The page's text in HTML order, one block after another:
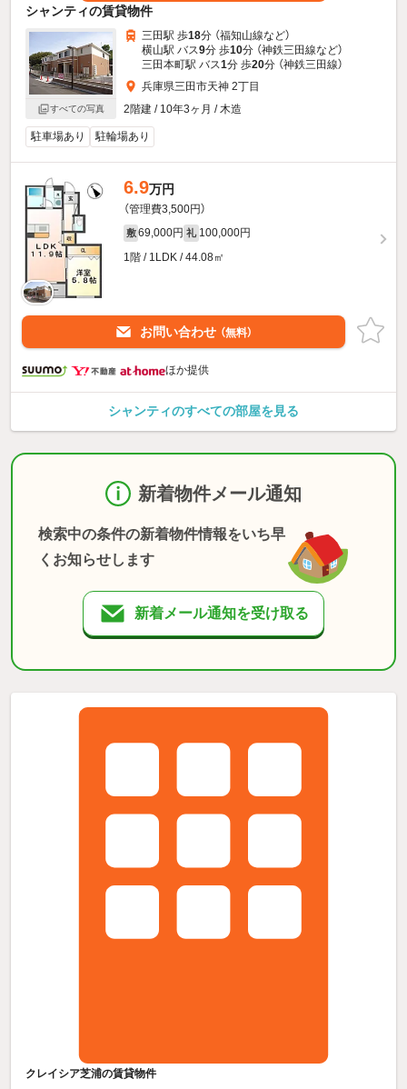
シャンティの賃貸物件
すべての写真
三田駅 歩18分 （福知山線など）
横山駅 バス9分 歩10分 （神鉄三田線など）
三田本町駅 バス1分 歩20分 （神鉄三田線）
兵庫県三田市天神 2丁目
2階建 / 10年3ヶ月 / 木造
駐車場あり 駐輪場あり
6.9万円
（管理費3,500円）
敷 69,000円 礼 100,000円
1階 / 1LDK / 44.08㎡
お問い合わせ （無料）
ほか提供
シャンティのすべての部屋を見る
新着物件メール通知
検索中の条件の新着物件情報をいち早
くお知らせします
新着メール通知を受け取る
クレイシア芝浦の賃貸物件